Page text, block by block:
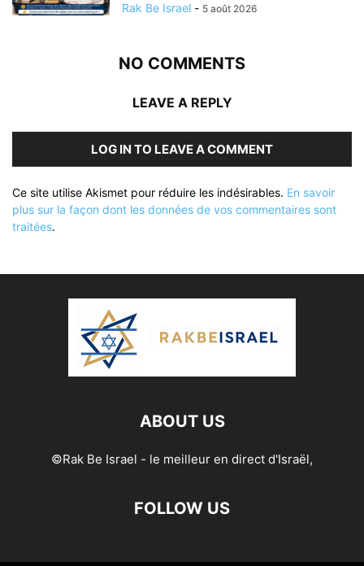
Rak Be Israel - 5 août 2026
NO COMMENTS
LEAVE A REPLY
LOG IN TO LEAVE A COMMENT
Ce site utilise Akismet pour réduire les indésirables. En savoir
plus sur la façon dont les données de vos commentaires sont
traitées.
ABOUT US
©Rak Be Israel - le meilleur en direct d'Israël,
FOLLOW US